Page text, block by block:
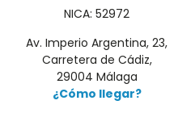
NICA: 52972
Av. Imperio Argentina, 23,
Carretera de Cádiz,
29004 Málaga
¿Cómo llegar?